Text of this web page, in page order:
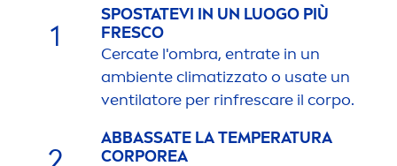
1
SPOSTATEVI IN ​​UN LUOGO PIÙ
FRESCO
Cercate l'ombra, entrate in un
ambiente climatizzato o usate un
ventilatore per rinfrescare il corpo.
ABBASSATE LA TEMPERATURA
CORPOREA